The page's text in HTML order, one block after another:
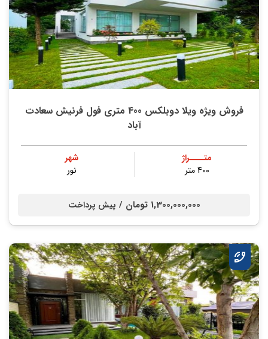
فروش ویژه ویلا دوبلکس 400 متری فول فرنیش سعادت
آباد
متــــراژ
400 متر
شهر
نور
1,300,000,000 تومان / پیش پرداخت